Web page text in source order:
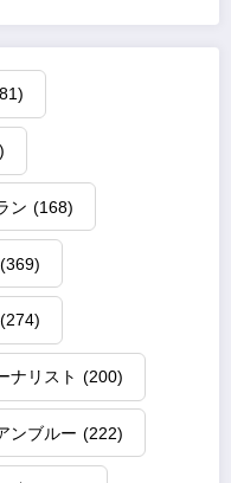
ン (168)
(369)
(274)
ナリスト (200)
ンブルー (222)